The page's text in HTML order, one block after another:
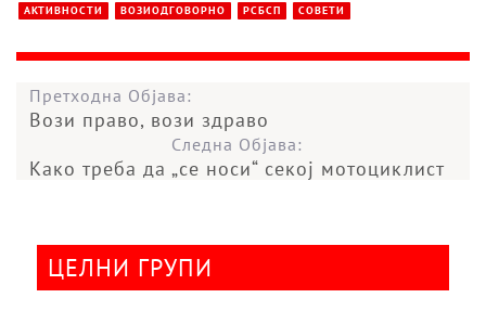
АКТИВНОСТИ ВОЗИОДГОВОРНО РСБСП СОВЕТИ
Претходна Објава:
Вози право, вози здраво
Следна Објава:
Како треба да „се носи“ секој мотоциклист
ЦЕЛНИ ГРУПИ